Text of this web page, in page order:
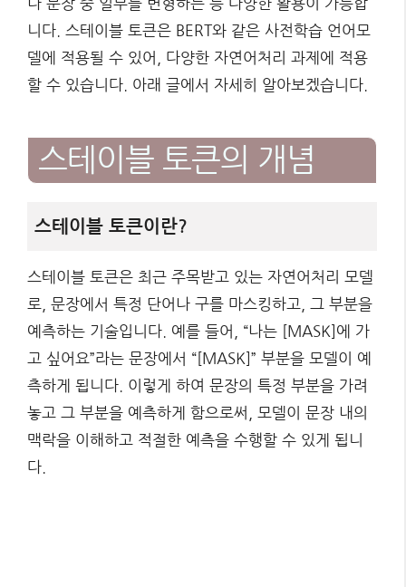
니다. 스테이블 토큰은 BERT와 같은 사전학습 언어모
델에 적용될 수 있어, 다양한 자연어처리 과제에 적용
할 수 있습니다. 아래 글에서 자세히 알아보겠습니다.
스테이블 토큰의 개념
스테이블 토큰이란?
스테이블 토큰은 최근 주목받고 있는 자연어처리 모델
로, 문장에서 특정 단어나 구를 마스킹하고, 그 부분을
예측하는 기술입니다. 예를 들어, “나는 [MASK]에 가
고 싶어요”라는 문장에서 “[MASK]” 부분을 모델이 예
측하게 됩니다. 이렇게 하여 문장의 특정 부분을 가려
놓고 그 부분을 예측하게 함으로써, 모델이 문장 내의
맥락을 이해하고 적절한 예측을 수행할 수 있게 됩니
다.